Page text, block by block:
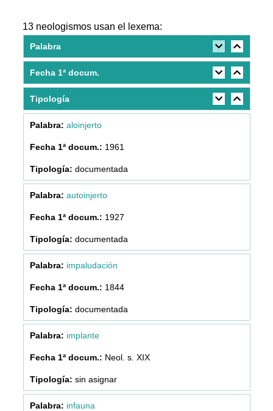
13 neologismos usan el lexema:
Palabra
Fecha 1ª docum.
Tipología
aloinjerto
1961
documentada
autoinjerto
1927
documentada
impaludación
1844
documentada
implante
Neol. s. XIX
sin asignar
infauna